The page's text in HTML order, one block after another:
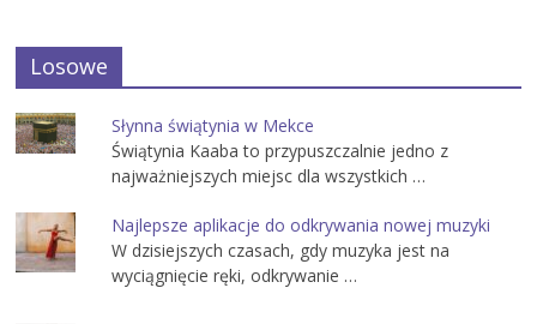
Losowe
Słynna świątynia w Mekce
Świątynia Kaaba to przypuszczalnie jedno z
najważniejszych miejsc dla wszystkich …
Najlepsze aplikacje do odkrywania nowej muzyki
W dzisiejszych czasach, gdy muzyka jest na
wyciągnięcie ręki, odkrywanie …